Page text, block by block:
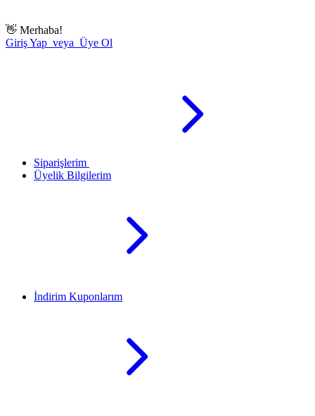
👋 Merhaba!
Giriş Yap veya Üye Ol
Siparişlerim
Üyelik Bilgilerim
İndirim Kuponlarım